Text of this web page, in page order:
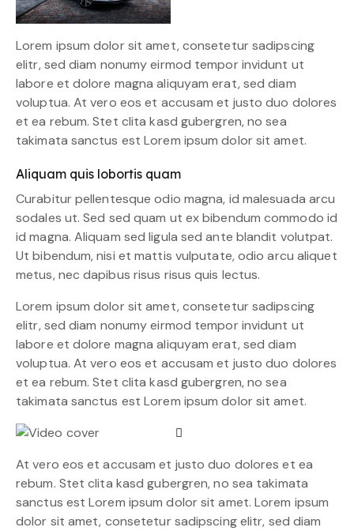
Lorem ipsum dolor sit amet, consetetur sadipscing
elitr, sed diam nonumy eirmod tempor invidunt ut
labore et dolore magna aliquyam erat, sed diam
voluptua. At vero eos et accusam et justo duo dolores
et ea rebum. Stet clita kasd gubergren, no sea
takimata sanctus est Lorem ipsum dolor sit amet.
Aliquam quis lobortis quam
Curabitur pellentesque odio magna, id malesuada arcu
sodales ut. Sed sed quam ut ex bibendum commodo id
id magna. Aliquam sed ligula sed ante blandit volutpat.
Ut bibendum, nisi et mattis vulputate, odio arcu aliquet
metus, nec dapibus risus risus quis lectus.
Lorem ipsum dolor sit amet, consetetur sadipscing
elitr, sed diam nonumy eirmod tempor invidunt ut
labore et dolore magna aliquyam erat, sed diam
voluptua. At vero eos et accusam et justo duo dolores
et ea rebum. Stet clita kasd gubergren, no sea
takimata sanctus est Lorem ipsum dolor sit amet.
At vero eos et accusam et justo duo dolores et ea
rebum. Stet clita kasd gubergren, no sea takimata
sanctus est Lorem ipsum dolor sit amet. Lorem ipsum
dolor sit amet, consetetur sadipscing elitr, sed diam